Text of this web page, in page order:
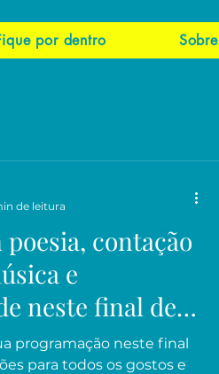
por dentro Sobre
contação
e
neste final de
programação neste final
para todos os gostos e
de leitura